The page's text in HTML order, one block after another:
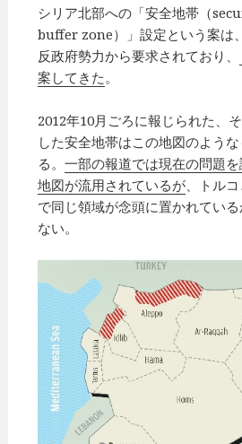
シリア北部への「安全地帯（
buffer zone）」設定という案は
反政府勢力から要求されており、
案してきた 。
2012年10月ごろに報じられた、
した安全地帯はこの地図のよう
る。一部の報道では現在の問題
地図が流用されているが 、トル
で同じ領域が念頭に置かれてい
ない。